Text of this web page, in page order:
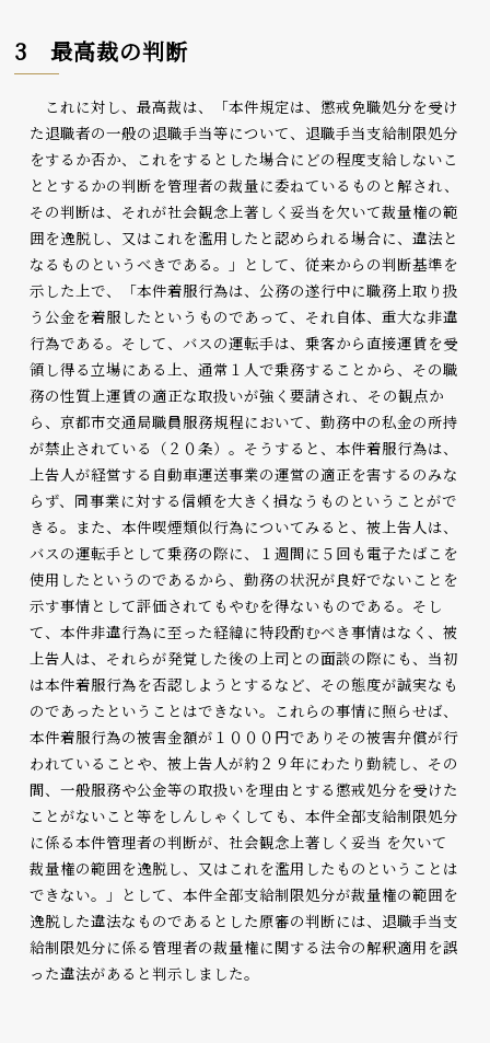
3 最高裁の判断
これに対し、最高裁は、「本件規定は、懲戒免職処分を受け
た退職者の一般の退職手当等について、退職手当支給制限処分
をするか否か、これをするとした場合にどの程度支給しないこ
ととするかの判断を管理者の裁量に委ねているものと解され、
その判断は、それが社会観念上著しく妥当を欠いて裁量権の範
囲を逸脱し、又はこれを濫用したと認められる場合に、違法と
なるものというべきである。」として、従来からの判断基準を
示した上で、「本件着服行為は、公務の遂行中に職務上取り扱
う公金を着服したというものであって、それ自体、重大な非違
行為である。そして、バスの運転手は、乗客から直接運賃を受
領し得る立場にある上、通常１人で乗務することから、その職
務の性質上運賃の適正な取扱いが強く要請され、その観点か
ら、京都市交通局職員服務規程において、勤務中の私金の所持
が禁止されている（２０条）。そうすると、本件着服行為は、
上告人が経営する自動車運送事業の運営の適正を害するのみな
らず、同事業に対する信頼を大きく損なうものということがで
きる。また、本件喫煙類似行為についてみると、被上告人は、
バスの運転手として乗務の際に、１週間に５回も電子たばこを
使用したというのであるから、勤務の状況が良好でないことを
示す事情として評価されてもやむを得ないものである。そし
て、本件非違行為に至った経緯に特段酌むべき事情はなく、被
上告人は、それらが発覚した後の上司との面談の際にも、当初
は本件着服行為を否認しようとするなど、その態度が誠実なも
のであったということはできない。これらの事情に照らせば、
本件着服行為の被害金額が１０００円でありその被害弁償が行
われていることや、被上告人が約２９年にわたり勤続し、その
間、一般服務や公金等の取扱いを理由とする懲戒処分を受けた
ことがないこと等をしんしゃくしても、本件全部支給制限処分
に係る本件管理者の判断が、社会観念上著しく妥当 を欠いて
裁量権の範囲を逸脱し、又はこれを濫用したものということは
できない。」として、本件全部支給制限処分が裁量権の範囲を
逸脱した違法なものであるとした原審の判断には、退職手当支
給制限処分に係る管理者の裁量権に関する法令の解釈適用を誤
った違法があると判示しました。